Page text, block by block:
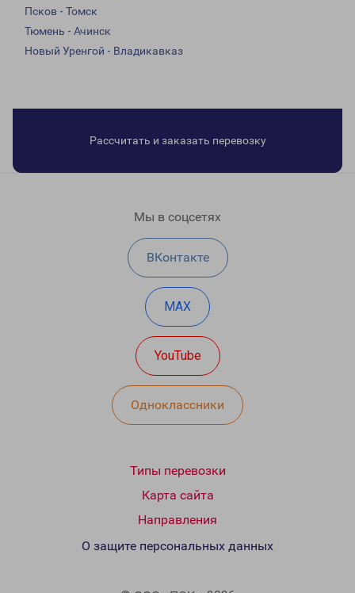
Псков - Томск
Тюмень - Ачинск
Новый Уренгой - Владикавказ
Рассчитать и заказать перевозку
Мы в соцсетях
ВКонтакте
MAX
YouTube
Одноклассники
Типы перевозки
Карта сайта
Направления
О защите персональных данных